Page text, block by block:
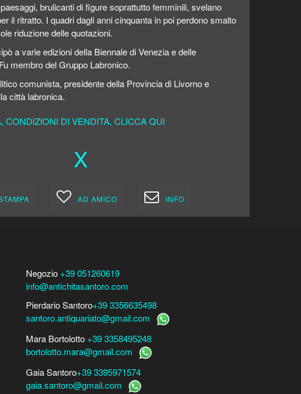
brulicanti di figure soprattutto femminili, svelano
il ritratto. I quadri dagli anni cinquanta in poi perdono smalto
riduzione delle quotazioni.
a varie edizioni della Biennale di Venezia e delle
membro del Gruppo Labronico.
comunista, presidente della Provincia di Livorno e
città labronica.
CONDIZIONI DI VENDITA, CLICCA QUI
X
AD AMICO INFO
Negozio +39 051260619
info@antichitasantoro.com
Pierdario Santoro+39 3356635498
santoro.antiquariato@gmail.com
Mara Bortolotto +39 3358495248
bortolotto.mara@gmail.com
Gaia Santoro+39 3395971574
gaia.santoro@gmail.com